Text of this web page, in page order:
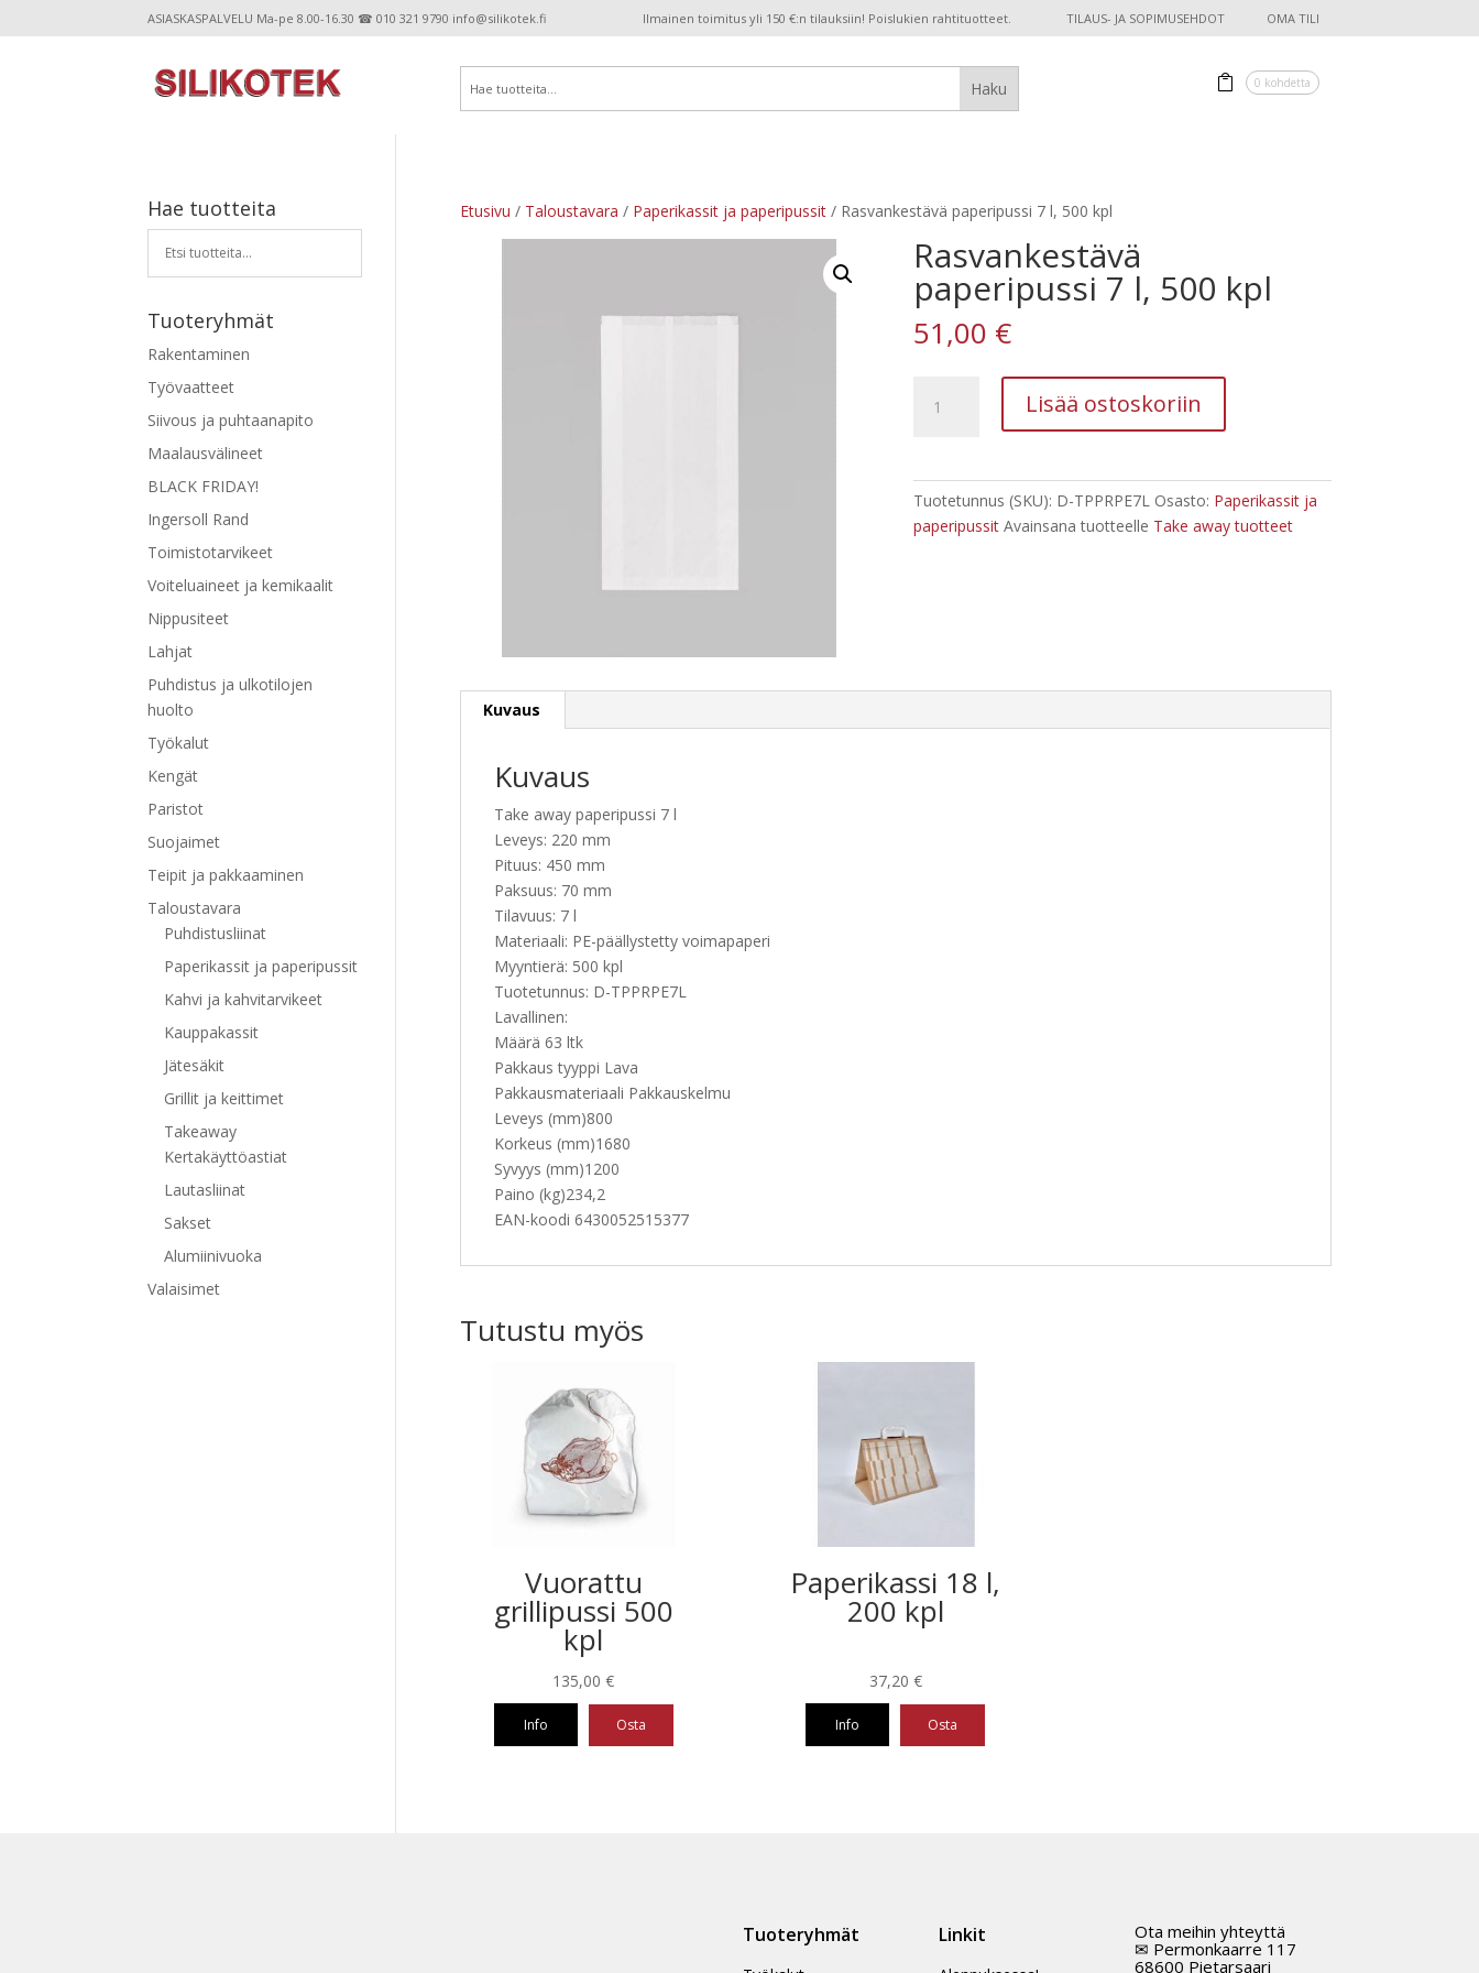
ASIASKASPALVELU Ma-pe 8.00-16.30 ☎ 010 321 9790 info@silikotek.fi Ilmainen toimitus yli 150 €:n tilauksiin! Poislukien rahtituotteet. TILAUS- JA SOPIMUSEHDOT OMA TILI
0 kohdetta
Etusivu / Taloustavara / Paperikassit ja paperipussit/ Rasvankestävä paperipussi 7 l, 500 kpl
Rasvankestävä
paperipussi 7 l, 500 kpl
51,00 €
paperipussi
määrä
Lisää ostoskoriin
Tuotetunnus (SKU): D-TPPRPE7L Osasto: Paperikassit ja
paperipussit Avainsana tuotteelle Take away tuotteet
Kuvaus
Kuvaus
Take away paperipussi 7 l
Leveys: 220 mm
Pituus: 450 mm
Paksuus: 70 mm
Tilavuus: 7 l
Materiaali: PE-päällystetty voimapaperi
Myyntierä: 500 kpl
Tuotetunnus: D-TPPRPE7L
Lavallinen:
Määrä 63 ltk
Pakkaus tyyppi Lava
Pakkausmateriaali Pakkauskelmu
Leveys (mm)800
Korkeus (mm)1680
Syvyys (mm)1200
Paino (kg)234,2
EAN-koodi 6430052515377
Tutustu myös
Vuorattu
grillipussi 500
kpl
135,00€
Info Osta
Paperikassi 18 l,
200 kpl
37,20 €
Info Osta
Hae tuotteita
Tuoteryhmät
Rakentaminen
Työvaatteet
Siivous ja puhtaanapito
Maalausvälineet
BLACK FRIDAY!
Ingersoll Rand
Toimistotarvikeet
Voiteluaineet ja kemikaalit
Nippusiteet
Lahjat
Puhdistus ja ulkotilojen
huolto
Työkalut
Kengät
Paristot
Suojaimet
Teipit ja pakkaaminen
Taloustavara
Puhdistusliinat
Paperikassit ja paperipussit
Kahvi ja kahvitarvikeet
Kauppakassit
Jätesäkit
Grillit ja keittimet
Takeaway
Kertakäyttöastiat
Lautasliinat
Sakset
Alumiinivuoka
Valaisimet
Tuoteryhmät Linkit
Ota meihin yhteyttä
✉ Permonkaarre 117
68600 Pietarsaari